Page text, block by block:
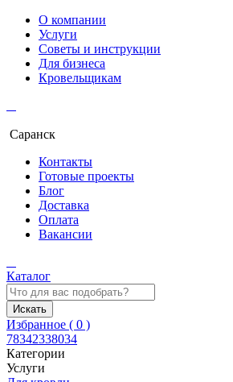
О компании
Услуги
Советы и инструкции
Для бизнеса
Кровельщикам
Саранск
Контакты
Готовые проекты
Блог
Доставка
Оплата
Вакансии
Каталог
Искать
Избранное ( 0 )
78342338034
Категории
Услуги